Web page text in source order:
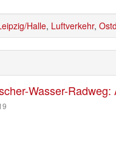
Halle, Luftverkehr,
Wasser-